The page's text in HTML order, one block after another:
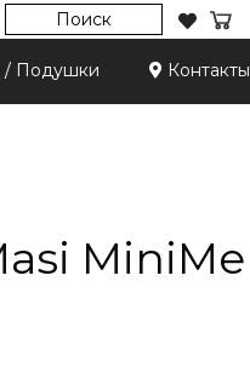
Поиск
/ Подушки Контакты
MiniMe